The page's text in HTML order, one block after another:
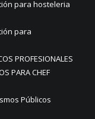
para hosteleria
para
PROFESIONALES
PARA CHEF
Públicos